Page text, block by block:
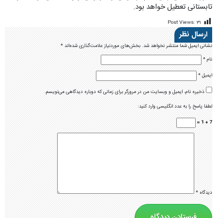
تابستانی تعطیل خواهد بود.
Post Views: ۳۱
ارسال نظر
نشانی ایمیل شما منتشر نخواهد شد.بخش‌های موردنیاز علامت‌گذاری شده‌اند*
نام*
ایمیل*
ذخیره نام، ایمیل و وبسایت من در مرورگر برای زمانی که دوباره دیدگاهی می‌نویسم.
لطفا پاسخ را به عدد انگلیسی وارد کنید:
7 + 1 =
دیدگاه*